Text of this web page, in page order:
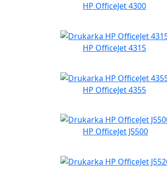
HP OfficeJet 4300
HP OfficeJet 4315
HP OfficeJet 4355
HP OfficeJet J5500